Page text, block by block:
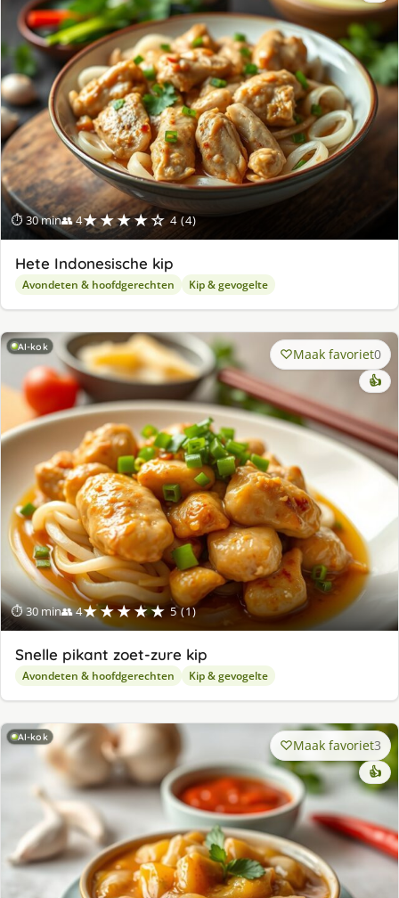
⏱ 30 min👥 4★★★★☆ 4 (4)
Hete Indonesische kip
Avondeten & hoofdgerechten Kip & gevogelte
AI-kok
⏱ 30 min👥 4★★★★★ 5 (1)
Maak favoriet0
👍
Snelle pikant zoet-zure kip
Avondeten & hoofdgerechten Kip & gevogelte
AI-kok Maak favoriet3
👍